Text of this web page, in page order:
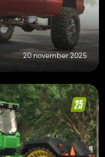
20 november 2025